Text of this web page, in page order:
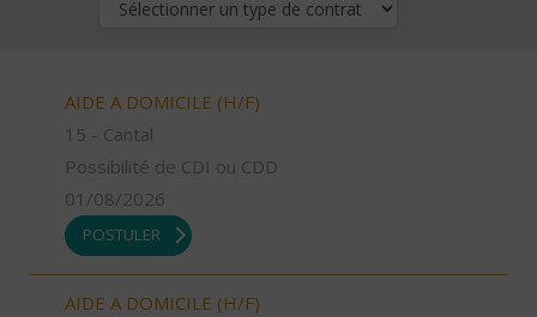
AIDE A DOMICILE (H/F)
15 - Cantal
Possibilité de CDI ou CDD
01/08/2026
POSTULER
AIDE A DOMICILE (H/F)